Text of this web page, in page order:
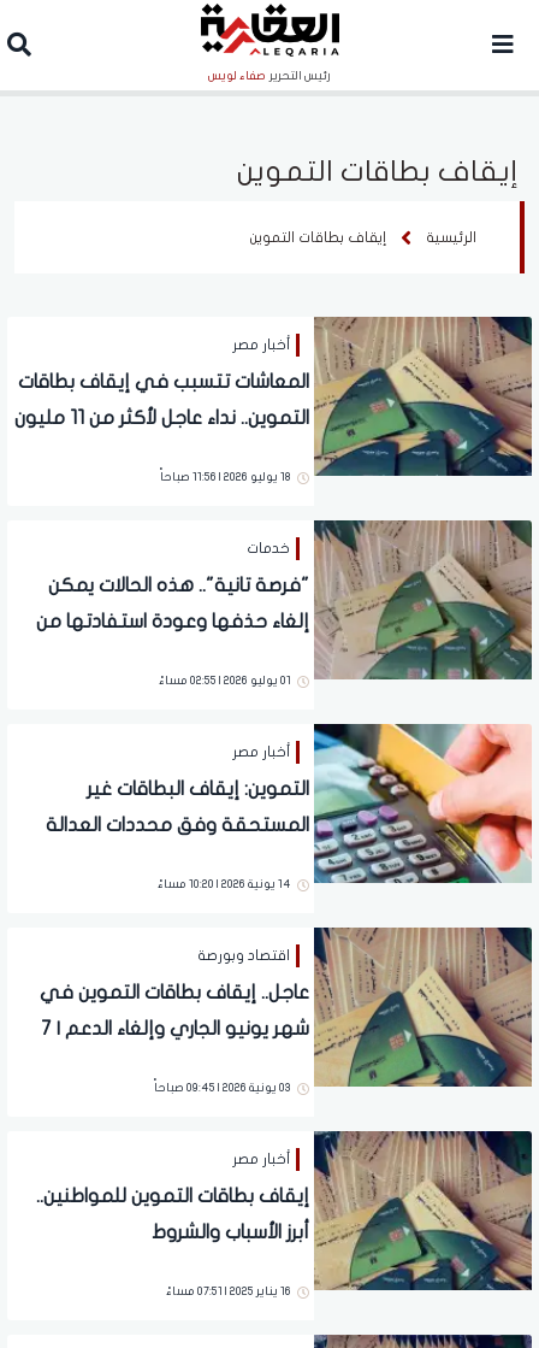
رئيس التحرير صفاء لويس
إيقاف بطاقات التموين
الرئيسية إيقاف بطاقات التموين
أخبار مصر
المعاشات تتسبب في إيقاف بطاقات
التموين.. نداء عاجل لأكثر من 11 مليون
18 يوليو 2026 | 11:56 صباحاً
خدمات
"فرصة تانية".. هذه الحالات يمكن
إلغاء حذفها وعودة استفادتها من
01 يوليو 2026 | 02:55 مساءً
أخبار مصر
التموين: إيقاف البطاقات غير
المستحقة وفق محددات العدالة
مصر الرقمية
14 يونية 2026 | 10:20 مساءً
اقتصاد وبورصة
عاجل.. إيقاف بطاقات التموين في
شهر يونيو الجاري وإلغاء الدعم | 7
03 يونية 2026 | 09:45 صباحاً
أخبار مصر
إيقاف بطاقات التموين للمواطنين..
أبرز الأسباب والشروط
16 يناير 2025 | 07:51 مساءً